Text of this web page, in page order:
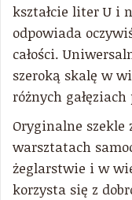
kształcie liter U i
odpowiada
całości.
szeroką skalę w
różnych gałęziach
Oryginalne
warsztatach
żeglarstwie i w
korzysta się z